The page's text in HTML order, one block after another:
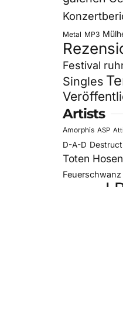
Metal MP3
Festival
Singles
Artists
Amorphis ASP
D-A-D
Toten Hosen
Feuerschwanz